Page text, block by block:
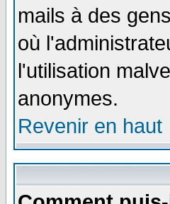
mails à des
où
l'utilisation
anonymes.
Revenir en haut